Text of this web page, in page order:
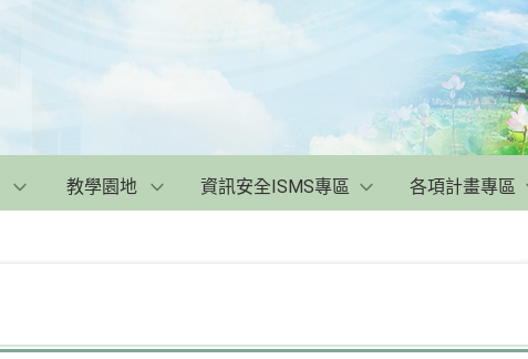
教學園地 資訊安全ISMS專區 各項計畫專區